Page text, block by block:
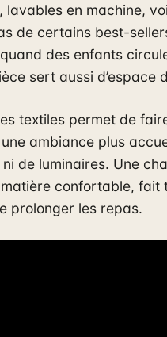
lavables en machine,
de certains best-
des enfants
sert aussi d’espace
textiles permet de
ambiance plus
de luminaires. Une
confortable, fait
prolonger les repas.